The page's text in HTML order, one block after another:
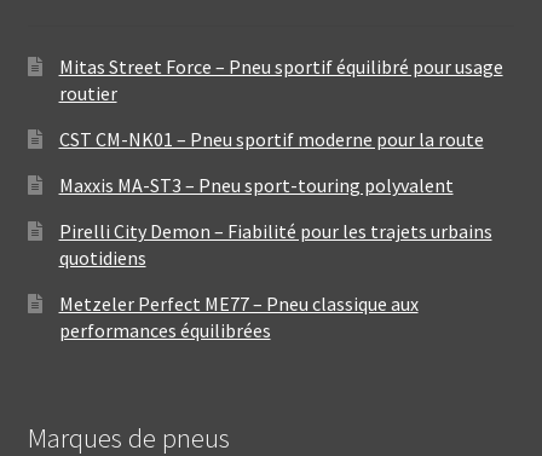
Mitas Street Force – Pneu sportif équilibré pour usage
routier
CST CM-NK01 – Pneu sportif moderne pour la route
Maxxis MA-ST3 – Pneu sport-touring polyvalent
Pirelli City Demon – Fiabilité pour les trajets urbains
quotidiens
Metzeler Perfect ME77 – Pneu classique aux
performances équilibrées
Marques de pneus